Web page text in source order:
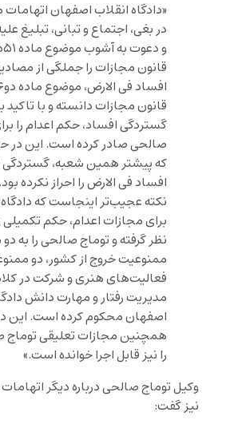
«دادگاه انقلاب اصفهان
در بغی، اجتماع و تبانی، تبلیغ
و
قانون مجازات را جملگی از
قانون مجازات دانسته و با تاکید
گستردگی افساد، حکم اعدام را
صالحی صادر کرده است. این در
که پیشتر همین شعبه، گستردگی
افساد فی الارض را احراز نکرده
نکته عجیب‌تر اینجاست که
برای مجازات اعدام، حکم
نظر گرفته و توماج صالحی را به
ممنوعیت خروج از کشور، دو
فعالیت‌های هنری و شرکت در
مدیریت رفتار و مهارت دانش
اصفهان محکوم کرده است. این
همچنین مجازات تعلیقی توماج
را نیز قابل اجرا خوانده است.»
وکیل توماج صالحی درباره دیگر
نیز گفت: